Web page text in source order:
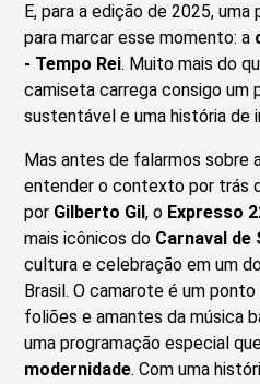
E, para a edição de 2025,
para marcar esse momento: a
- Tempo Rei. Muito mais do
camiseta carrega consigo um
sustentável e uma história de
Mas antes de falarmos sobre
entender o contexto por trás
por Gilberto Gil, o Expresso
mais icônicos do Carnaval de
cultura e celebração em um
Brasil. O camarote é um
foliões e amantes da música
uma programação especial
modernidade. Com uma